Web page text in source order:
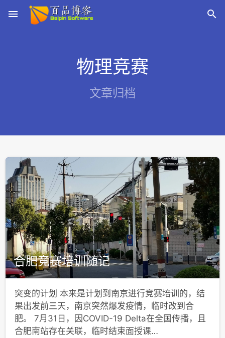
menu 
物理竞赛
文章归档
合肥竞赛培训随记
突变的计划 本来是计划到南京进行竞赛培训的，结
果出发前三天，南京突然爆发疫情，临时改到合
肥。 7月31日，因COVID-19 Delta在全国传播，且
合肥南站存在关联，临时结束面授课…